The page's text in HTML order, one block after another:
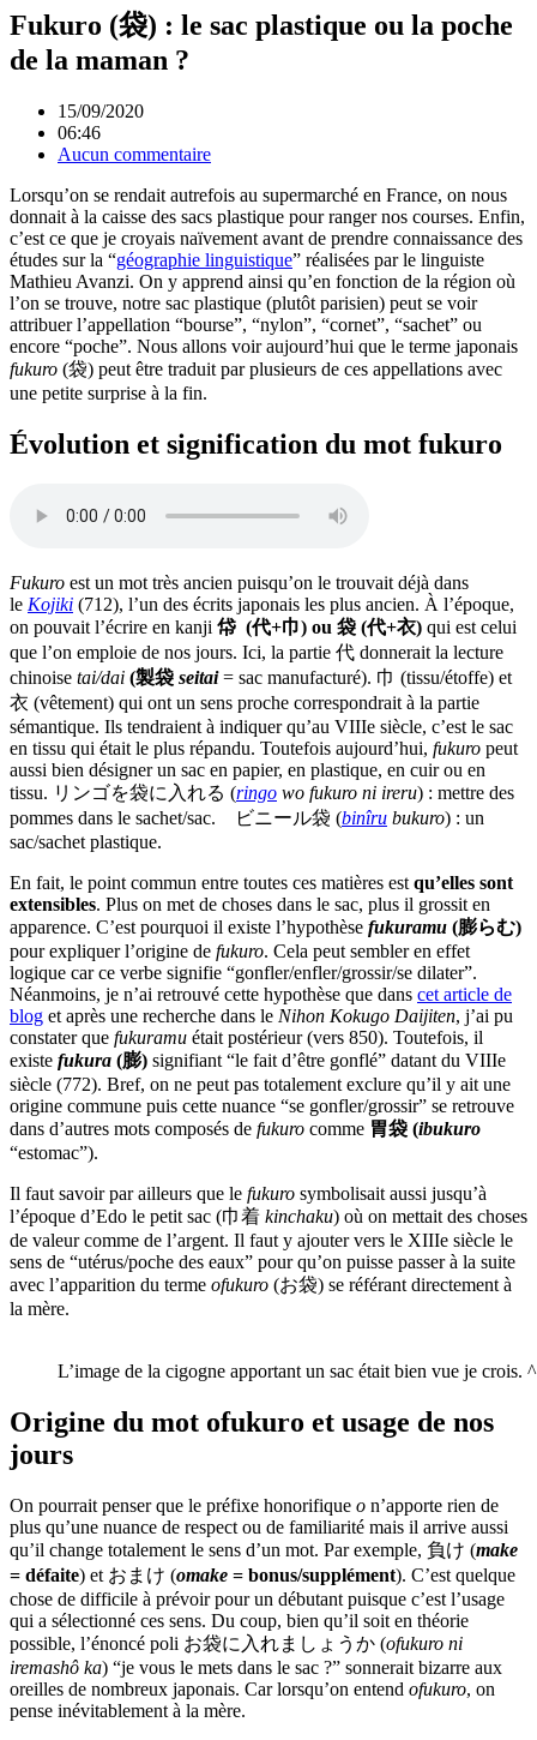
Fukuro (袋) : le sac plastique ou la poche
de la maman ?
15/09/2020
06:46
Aucun commentaire
Lorsqu’on se rendait autrefois au supermarché en France, on nous
donnait à la caisse des sacs plastique pour ranger nos courses. Enfin,
c’est ce que je croyais naïvement avant de prendre connaissance des
études sur la “géographie linguistique” réalisées par le linguiste
Mathieu Avanzi. On y apprend ainsi qu’en fonction de la région où
l’on se trouve, notre sac plastique (plutôt parisien) peut se voir
attribuer l’appellation “bourse”, “nylon”, “cornet”, “sachet” ou
encore “poche”. Nous allons voir aujourd’hui que le terme japonais
fukuro (袋) peut être traduit par plusieurs de ces appellations avec
une petite surprise à la fin.
Évolution et signification du mot fukuro
Fukuro est un mot très ancien puisqu’on le trouvait déjà dans
le Kojiki (712), l’un des écrits japonais les plus ancien. À l’époque,
on pouvait l’écrire en kanji 帒 (代+巾) ou 袋 (代+衣) qui est celui
que l’on emploie de nos jours. Ici, la partie 代 donnerait la lecture
chinoise tai/dai (製袋 seitai= sac manufacturé). 巾 (tissu/étoffe) et
衣 (vêtement) qui ont un sens proche correspondrait à la partie
sémantique. Ils tendraient à indiquer qu’au VIIIe siècle, c’est le sac
en tissu qui était le plus répandu. Toutefois aujourd’hui, fukuro peut
aussi bien désigner un sac en papier, en plastique, en cuir ou en
tissu. リンゴを袋に入れる (ringo wo fukuro ni ireru) : mettre des
pommes dans le sachet/sac. ビニール袋 (binîru bukuro) : un
sac/sachet plastique.
En fait, le point commun entre toutes ces matières estqu’elles sont
extensibles. Plus on met de choses dans le sac, plus il grossit en
apparence. C’est pourquoi il existe l’hypothèse fukuramu (膨らむ)
pour expliquer l’origine de fukuro. Cela peut sembler en effet
logique car ce verbe signifie “gonfler/enfler/grossir/se dilater”.
Néanmoins, je n’ai retrouvé cette hypothèse que dans cet article de
blog et après une recherche dans le Nihon Kokugo Daijiten, j’ai pu
constater que fukuramu était postérieur (vers 850). Toutefois, il
existe fukura (膨) signifiant “le fait d’être gonflé” datant du VIIIe
siècle (772). Bref, on ne peut pas totalement exclure qu’il y ait une
origine commune puis cette nuance “se gonfler/grossir” se retrouve
dans d’autres mots composés de fukuro comme 胃袋 (ibukuro
“estomac”).
Il faut savoir par ailleurs que le fukuro symbolisait aussi jusqu’à
l’époque d’Edo le petit sac (巾着 kinchaku) où on mettait des choses
de valeur comme de l’argent. Il faut y ajouter vers le XIIIe siècle le
sens de “utérus/poche des eaux” pour qu’on puisse passer à la suite
avec l’apparition du terme ofukuro (お袋) se référant directement à
la mère.
L’image de la cigogne apportant un sac était bien vue je crois.
Origine du mot ofukuro et usage de nos
jours
On pourrait penser que le préfixe honorifique o n’apporte rien de
plus qu’une nuance de respect ou de familiarité mais il arrive aussi
qu’il change totalement le sens d’un mot. Par exemple, 負け (make
= défaite) et おまけ (omake = bonus/supplément). C’est quelque
chose de difficile à prévoir pour un débutant puisque c’est l’usage
qui a sélectionné ces sens. Du coup, bien qu’il soit en théorie
possible, l’énoncé poli お袋に入れましょうか (ofukuro ni
iremashô ka) “je vous le mets dans le sac ?” sonnerait bizarre aux
oreilles de nombreux japonais. Car lorsqu’on entend ofukuro, on
pense inévitablement à la mère.